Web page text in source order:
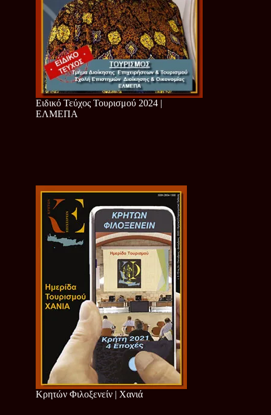
Ειδικό Τεύχος Τουρισμού 2024 |
ΕΛΜΕΠΑ
Κρητών Φιλοξενείν | Χανιά